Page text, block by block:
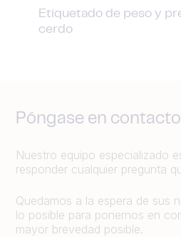
Etiquetado de peso y
cerdo
Póngase en
Nuestro equipo especializado
responder cualquier pregunta
Quedamos a la espera de sus
lo posible para ponernos en
mayor brevedad posible.